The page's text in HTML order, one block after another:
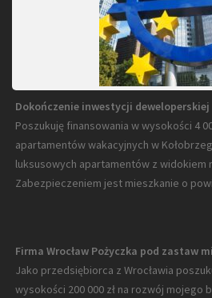
Dokończenie inwestycji deweloperskiej
Poszukuję finansowania w wysokości 4
apartamentów wakacyjnych w
luksusowych apartamentów z widokiem
Zabezpieczeniem jest mieszkanie o
Firma Wrocław Pożyczka pod zastaw
Jako przedsiębiorca z Wrocławia
wysokości 200 000 zł na rozwój mojego